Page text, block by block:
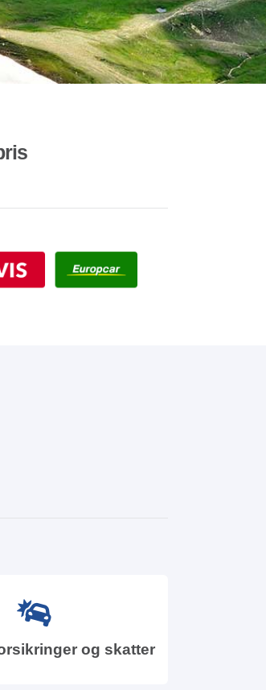
og skatter